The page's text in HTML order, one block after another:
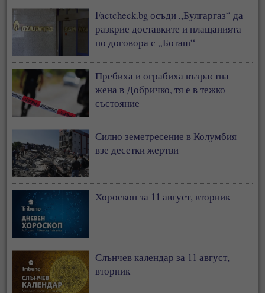
Factcheck.bg осъди „Булгаргаз“ да
разкрие доставките и плащанията
по договора с „Боташ“
Пребиха и ограбиха възрастна
жена в Добричко, тя е в тежко
състояние
Силно земетресение в Колумбия
взе десетки жертви
Хороскоп за 11 август, вторник
Слънчев календар за 11 август,
вторник